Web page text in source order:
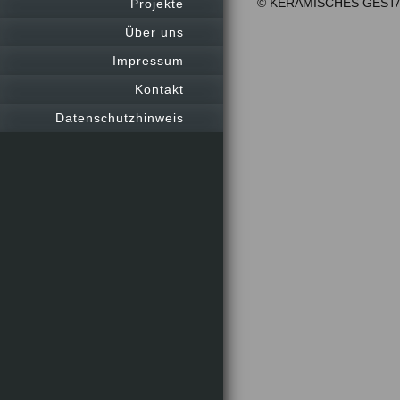
Projekte
Über uns
Impressum
Kontakt
Datenschutzhinweis